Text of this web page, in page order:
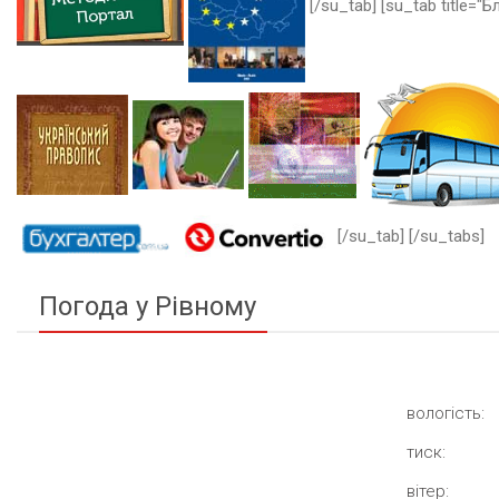
[/su_tab] [su_tab
[/su_tab] [/su_tabs]
Погода у Рівному
вологість:
тиск:
вітер: